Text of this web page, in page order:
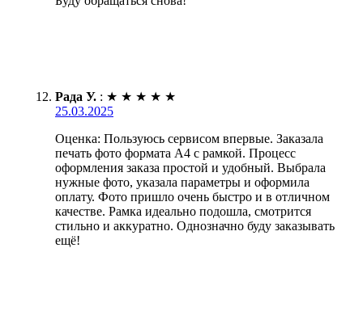
Рада У. : ★ ★ ★ ★ ★
25.03.2025
Оценка: Пользуюсь сервисом впервые. Заказала
печать фото формата А4 с рамкой. Процесс
оформления заказа простой и удобный. Выбрала
нужные фото, указала параметры и оформила
оплату. Фото пришло очень быстро и в отличном
качестве. Рамка идеально подошла, смотрится
стильно и аккуратно. Однозначно буду заказывать
ещё!